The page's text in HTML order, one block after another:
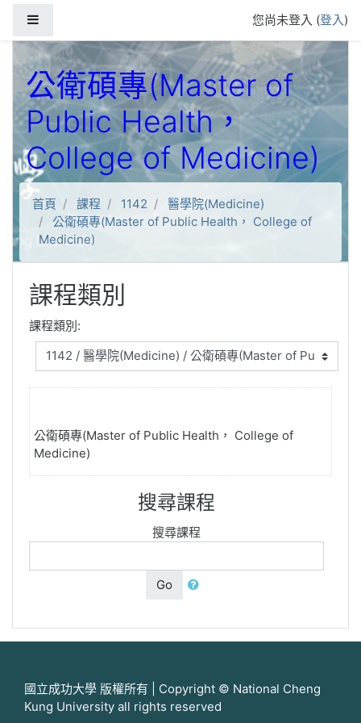
您尚未登入 (登入)
公衛碩專(Master of
Public Health，
College of Medicine)
首頁 課程 1142
醫學院(Medicine)
公衛碩專(Master of Public Health， College of
Medicine)
課程類別
課程類別:
公衛碩專(Master of Public Health， College of
Medicine)
搜尋課程
搜尋課程
Go
國立成功大學 版權所有 | Copyright © National Cheng
Kung University all rights reserved